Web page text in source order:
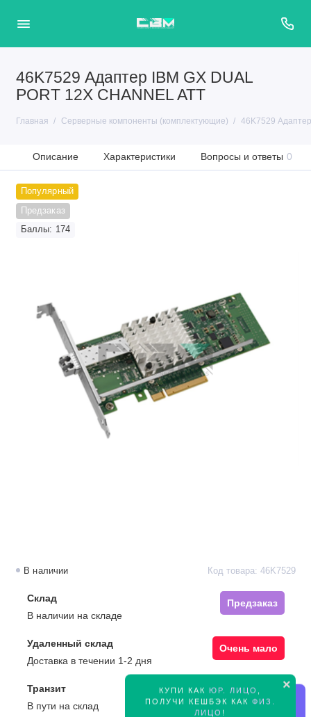
46K7529 Адаптер IBM GX DUAL
PORT 12X CHANNEL ATT
Главная Серверные компоненты (комплектующие) 46K7529
Описание Характеристики Вопросы и ответы 0
Популярный
Предзаказ
Баллы: 174
×
КУПИ КАК ЮР. ЛИЦО
ПОЛУЧИ КЕШБЭК КАК ФИЗ.
ЛИЦО !
В наличии Код товара: 46K7529
Склад
Предзаказ
В наличии на складе
Удаленный склад
Очень мало
Доставка в течении 1-2 дня
Транзит
Предзаказ
В пути на склад